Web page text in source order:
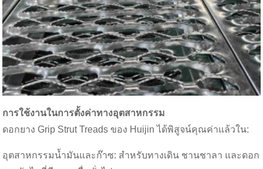
การใช้งานในการตั้งค่าทางอุตสาหกรรม
ดอกยาง Grip Strut Treads ของ Huijin ได้พิสูจน์คุณค่าแล้วใน:
อุตสาหกรรมน้ำมันและก๊าซ: สำหรับทางเดิน ชานชาลา และดอก